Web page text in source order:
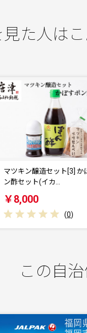
た人は
オーガニック エキスト
ージンオリーブオイル …
￥32,000
(0
この自